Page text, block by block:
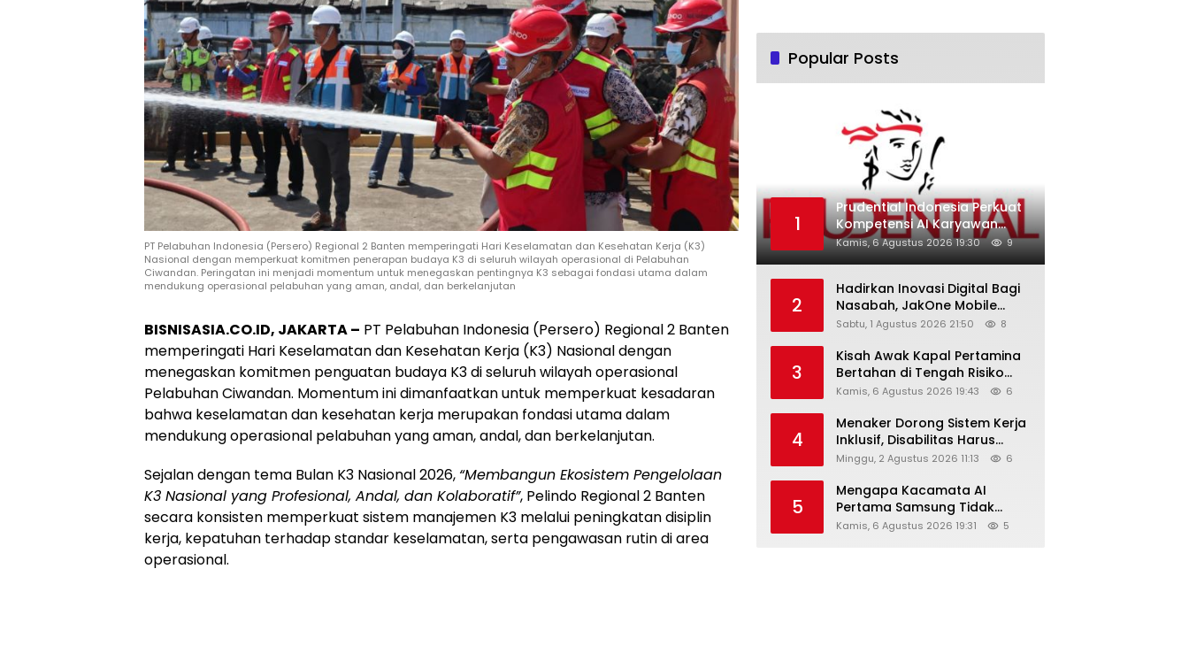
PT Pelabuhan Indonesia (Persero) Regional 2 Banten memperingati Hari Keselamatan dan Kesehatan Kerja (K3)
Nasional dengan memperkuat komitmen penerapan budaya K3 di seluruh wilayah operasional di Pelabuhan
Ciwandan. Peringatan ini menjadi momentum untuk menegaskan pentingnya K3 sebagai fondasi utama dalam
mendukung operasional pelabuhan yang aman, andal, dan berkelanjutan
BISNISASIA.CO.ID, JAKARTA – PT Pelabuhan Indonesia (Persero) Regional 2 Banten
memperingati Hari Keselamatan dan Kesehatan Kerja (K3) Nasional dengan
menegaskan komitmen penguatan budaya K3 di seluruh wilayah operasional
Pelabuhan Ciwandan. Momentum ini dimanfaatkan untuk memperkuat kesadaran
bahwa keselamatan dan kesehatan kerja merupakan fondasi utama dalam
mendukung operasional pelabuhan yang aman, andal, dan berkelanjutan.
Sejalan dengan tema Bulan K3 Nasional 2026, “Membangun Ekosistem Pengelolaan
K3 Nasional yang Profesional, Andal, dan Kolaboratif”, Pelindo Regional 2 Banten
secara konsisten memperkuat sistem manajemen K3 melalui peningkatan disiplin
kerja, kepatuhan terhadap standar keselamatan, serta pengawasan rutin di area
operasional.
Popular Posts
1
Prudential Indonesia Perkuat
Kompetensi AI Karyawan
Lewat AI Week
Kamis, 6 Agustus 2026 19:30 9
2
Hadirkan Inovasi Digital Bagi
Nasabah, JakOne Mobile
Antar Bank Jakarta Sukses
Awards 2026
Sabtu, 1 Agustus 2026 21:50 8
3
Kisah Awak Kapal Pertamina
Bertahan di Tengah Risiko
Pelayaran Selat Hormuz
Kamis, 6 Agustus 2026 19:43 6
4
Menaker Dorong Sistem Kerja
Inklusif, Disabilitas Harus
Dapat Kesempatan Setara
Minggu, 2 Agustus 2026 11:13 6
5
Mengapa Kacamata AI
Pertama Samsung Tidak
Dibekali Layar?
Kamis, 6 Agustus 2026 19:31 5